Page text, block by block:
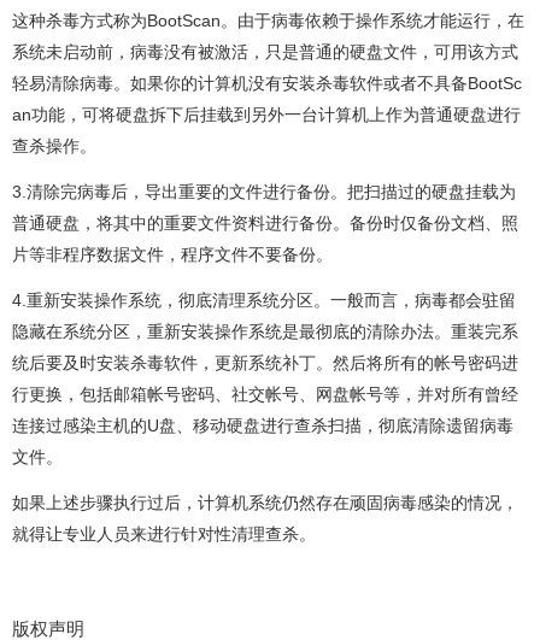
这种杀毒方式称为BootScan。由于病毒依赖于操作系统才能运行，在
系统未启动前，病毒没有被激活，只是普通的硬盘文件，可用该方式
轻易清除病毒。如果你的计算机没有安装杀毒软件或者不具备BootSc
an功能，可将硬盘拆下后挂载到另外一台计算机上作为普通硬盘进行
查杀操作。
3.清除完病毒后，导出重要的文件进行备份。把扫描过的硬盘挂载为
普通硬盘，将其中的重要文件资料进行备份。备份时仅备份文档、照
片等非程序数据文件，程序文件不要备份。
4.重新安装操作系统，彻底清理系统分区。一般而言，病毒都会驻留
隐藏在系统分区，重新安装操作系统是最彻底的清除办法。重装完系
统后要及时安装杀毒软件，更新系统补丁。然后将所有的帐号密码进
行更换，包括邮箱帐号密码、社交帐号、网盘帐号等，并对所有曾经
连接过感染主机的U盘、移动硬盘进行查杀扫描，彻底清除遗留病毒
文件。
如果上述步骤执行过后，计算机系统仍然存在顽固病毒感染的情况，
就得让专业人员来进行针对性清理查杀。
版权声明